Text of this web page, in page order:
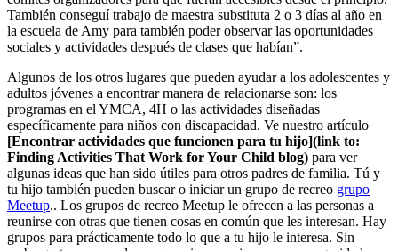
También conseguí trabajo de maestra substituta 2 o 3 días al año en
la escuela de Amy para también poder observar las oportunidades
sociales y actividades después de clases que habían”.
Algunos de los otros lugares que pueden ayudar a los adolescentes y
adultos jóvenes a encontrar manera de relacionarse son: los
programas en el YMCA, 4H o las actividades diseñadas
específicamente para niños con discapacidad. Ve nuestro artículo
[Encontrar actividades que funcionen para tu hijo](link to:
Finding Activities That Work for Your Child blog) para ver
algunas ideas que han sido útiles para otros padres de familia. Tú y
tu hijo también pueden buscar o iniciar un grupo de recreo grupo
Meetup.. Los grupos de recreo Meetup le ofrecen a las personas a
reunirse con otras que tienen cosas en común que les interesan. Hay
grupos para prácticamente todo lo que a tu hijo le interesa. Sin